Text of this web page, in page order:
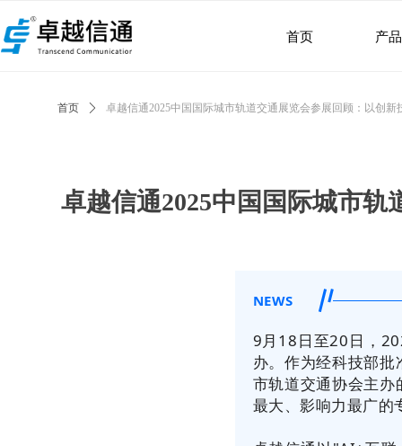
首页 产
卓越信通2025中国国际城市
NEWS
9月18日至20日，
办。 作为经科技部批
市轨道交通协会主
最大、影响力最广的
首页 ꄲ 卓越信通2025中国国际城市轨道交通展览会参展回顾：以创新